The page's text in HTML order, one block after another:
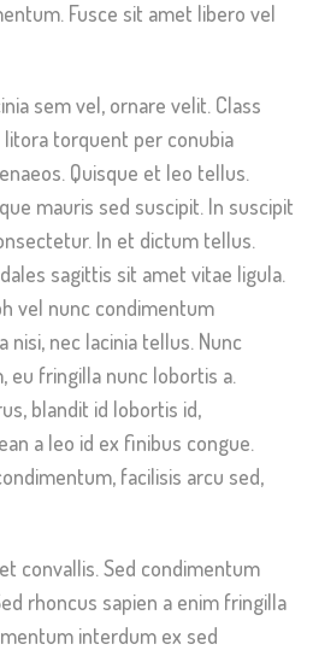
Fusce sit amet libero vel
sem vel, ornare velit. Class
torquent per conubia
Quisque et leo tellus.
mauris sed suscipit. In suscipit
In et dictum tellus.
sagittis sit amet vitae ligula.
vel nunc condimentum
nisi, nec lacinia tellus. Nunc
eu fringilla nunc lobortis a.
blandit id lobortis id,
a leo id ex finibus congue.
facilisis arcu sed,
convallis. Sed condimentum
rhoncus sapien a enim fringilla
interdum ex sed